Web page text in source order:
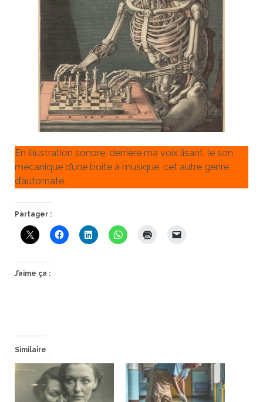
En illustration sonore, derrière ma voix lisant, le son
mécanique d’une boîte à musique, cet autre genre
d’automate.
Partager :
J’aime ça :
Similaire